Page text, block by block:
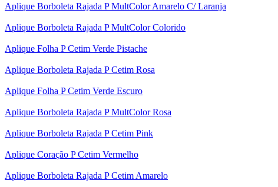
Aplique Borboleta Rajada P MultColor Amarelo C/ Laranja
Aplique Borboleta Rajada P MultColor Colorido
Aplique Folha P Cetim Verde Pistache
Aplique Borboleta Rajada P Cetim Rosa
Aplique Folha P Cetim Verde Escuro
Aplique Borboleta Rajada P MultColor Rosa
Aplique Borboleta Rajada P Cetim Pink
Aplique Coração P Cetim Vermelho
Aplique Borboleta Rajada P Cetim Amarelo